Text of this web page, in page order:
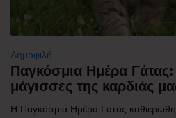
Δημοφιλή
Παγκόσμια Ημέρα Γάτας:
μάγισσες της καρδιάς
Η Παγκόσμια Ημέρα Γάτας